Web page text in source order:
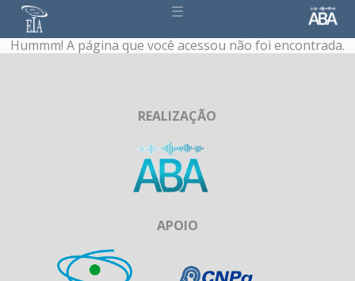
☰
Hummm! A página que você acessou não foi encontrada.
REALIZAÇÃO
APOIO